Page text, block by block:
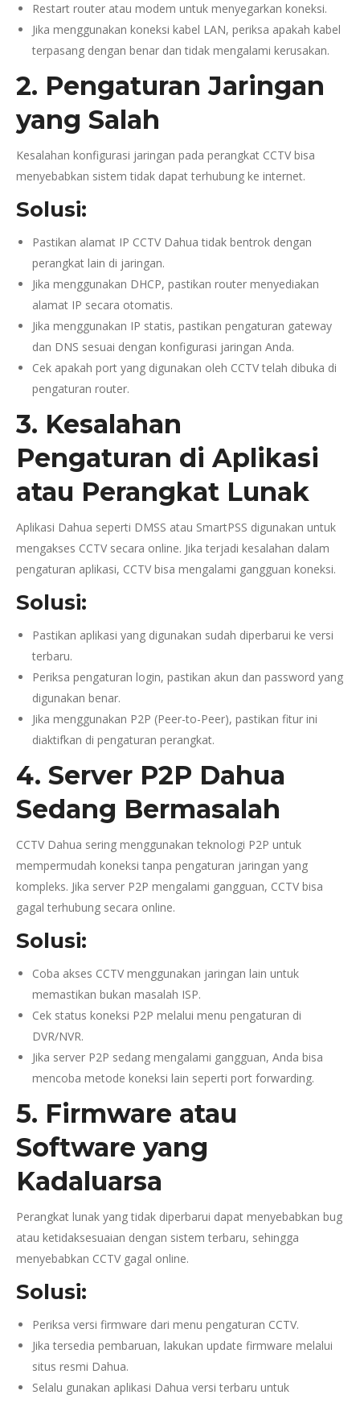
Restart router atau modem untuk menyegarkan koneksi.
Jika menggunakan koneksi kabel LAN, periksa apakah kabel
terpasang dengan benar dan tidak mengalami kerusakan.
2. Pengaturan Jaringan
yang Salah
Kesalahan konfigurasi jaringan pada perangkat CCTV bisa
menyebabkan sistem tidak dapat terhubung ke internet.
Solusi:
Pastikan alamat IP CCTV Dahua tidak bentrok dengan
perangkat lain di jaringan.
Jika menggunakan DHCP, pastikan router menyediakan
alamat IP secara otomatis.
Jika menggunakan IP statis, pastikan pengaturan gateway
dan DNS sesuai dengan konfigurasi jaringan Anda.
Cek apakah port yang digunakan oleh CCTV telah dibuka di
pengaturan router.
3. Kesalahan
Pengaturan di Aplikasi
atau Perangkat Lunak
Aplikasi Dahua seperti DMSS atau SmartPSS digunakan untuk
mengakses CCTV secara online. Jika terjadi kesalahan dalam
pengaturan aplikasi, CCTV bisa mengalami gangguan koneksi.
Solusi:
Pastikan aplikasi yang digunakan sudah diperbarui ke versi
terbaru.
Periksa pengaturan login, pastikan akun dan password yang
digunakan benar.
Jika menggunakan P2P (Peer-to-Peer), pastikan fitur ini
diaktifkan di pengaturan perangkat.
4. Server P2P Dahua
Sedang Bermasalah
CCTV Dahua sering menggunakan teknologi P2P untuk
mempermudah koneksi tanpa pengaturan jaringan yang
kompleks. Jika server P2P mengalami gangguan, CCTV bisa
gagal terhubung secara online.
Solusi:
Coba akses CCTV menggunakan jaringan lain untuk
memastikan bukan masalah ISP.
Cek status koneksi P2P melalui menu pengaturan di
DVR/NVR.
Jika server P2P sedang mengalami gangguan, Anda bisa
mencoba metode koneksi lain seperti port forwarding.
5. Firmware atau
Software yang
Kadaluarsa
Perangkat lunak yang tidak diperbarui dapat menyebabkan bug
atau ketidaksesuaian dengan sistem terbaru, sehingga
menyebabkan CCTV gagal online.
Solusi:
Periksa versi firmware dari menu pengaturan CCTV.
Jika tersedia pembaruan, lakukan update firmware melalui
situs resmi Dahua.
Selalu gunakan aplikasi Dahua versi terbaru untuk